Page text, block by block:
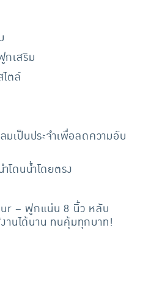
เสริม
ตล์
เป็นประจำเพื่อลดความอับ
โดนน้ำโดยตรง
– ฟูกแน่น 8 นิ้ว หลับ
านได้นาน ทนคุ้มทุกบาท!